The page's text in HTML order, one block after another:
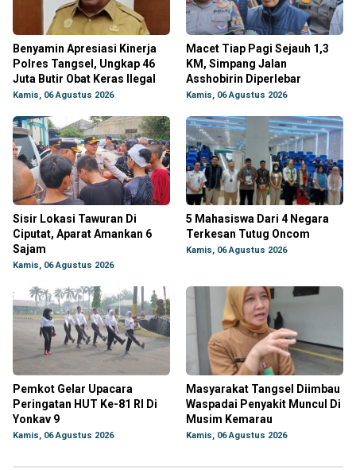
Benyamin Apresiasi Kinerja
Polres Tangsel, Ungkap 46
Juta Butir Obat Keras Ilegal
Kamis, 06 Agustus 2026
Macet Tiap Pagi Sejauh 1,3
KM, Simpang Jalan
Asshobirin Diperlebar
Kamis, 06 Agustus 2026
Sisir Lokasi Tawuran Di
Ciputat, Aparat Amankan 6
Sajam
Kamis, 06 Agustus 2026
5 Mahasiswa Dari 4 Negara
Terkesan Tutug Oncom
Kamis, 06 Agustus 2026
Pemkot Gelar Upacara
Peringatan HUT Ke-81 RI Di
Yonkav 9
Kamis, 06 Agustus 2026
Masyarakat Tangsel Diimbau
Waspadai Penyakit Muncul Di
Musim Kemarau
Kamis, 06 Agustus 2026